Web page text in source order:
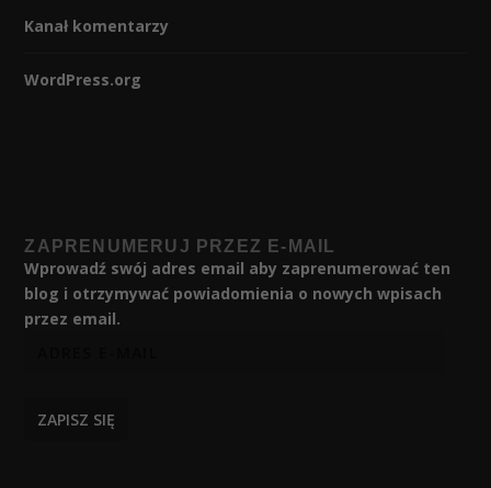
Kanał komentarzy
WordPress.org
ZAPRENUMERUJ PRZEZ E-MAIL
Wprowadź swój adres email aby zaprenumerować ten
blog i otrzymywać powiadomienia o nowych wpisach
przez email.
ZAPISZ SIĘ